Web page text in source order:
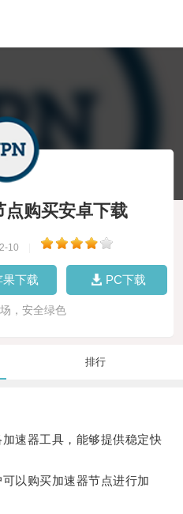
点购买安卓下载
10
果下载 PC下载
，安全绿色
排行
速器工具，能够提供稳定快
以购买加速器节点进行加